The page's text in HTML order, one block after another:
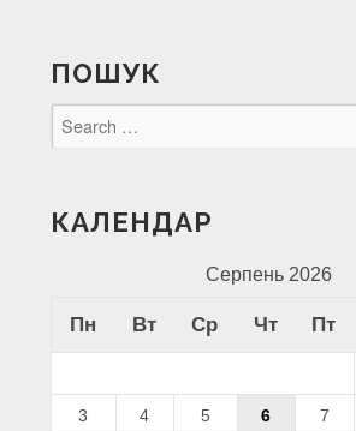
ПОШУК
КАЛЕНДАР
Серпень 2026
Пн Вт Ср Чт Пт
3 4 5 6 7